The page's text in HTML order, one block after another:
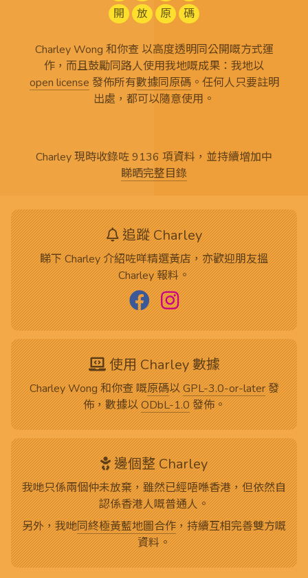
開
放 原 碼
Charley Wong 和你查 以高度透明同公開嘅方式運
作，而且鼓勵同路人使用我地嘅成果：我地以
open license 發佈所有數據同原碼。任何人只要註明
出處，都可以隨意使用。
Charley 現時收錄咗 9136 項資料，並持續增加中
睇晒完整目錄
追蹤 Charley
睇下 Charley 介紹咗咩精選黃店，亦歡迎朋友搵
Charley 報料。
使用 Charley 數據
Charley Wong 和你查 嘅原碼以GPL-3.0-or-later發
佈，數據以ODbL-1.0發佈。
邊個整 Charley
我哋只係兩個仲未放棄，雖然已經唔喺香港，但依然自
認係香港人嘅普通人。
另外，我哋同終極黃藍地圖合作，持續互相完善雙方嘅
資料。